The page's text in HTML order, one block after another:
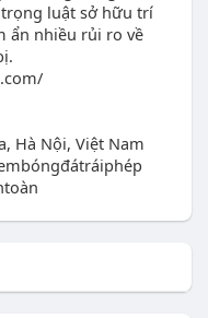
luật sở hữu trí
ẩn nhiều rủi ro về
Hà Nội, Việt Nam